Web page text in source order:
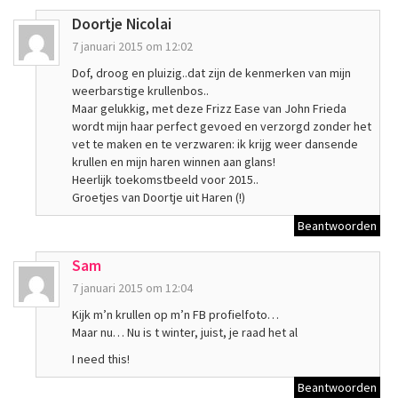
Doortje Nicolai
7 januari 2015 om 12:02
Dof, droog en pluizig..dat zijn de kenmerken van mijn
weerbarstige krullenbos..
Maar gelukkig, met deze Frizz Ease van John Frieda
wordt mijn haar perfect gevoed en verzorgd zonder het
vet te maken en te verzwaren: ik krijg weer dansende
krullen en mijn haren winnen aan glans!
Heerlijk toekomstbeeld voor 2015..
Groetjes van Doortje uit Haren (!)
Beantwoorden
Sam
7 januari 2015 om 12:04
Kijk m’n krullen op m’n FB profielfoto…
Maar nu… Nu is t winter, juist, je raad het al
I need this!
Beantwoorden